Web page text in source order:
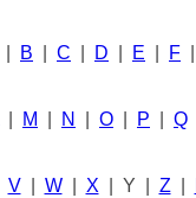
B C D E F
| M N O P Q
V| W| X | Y | Z|